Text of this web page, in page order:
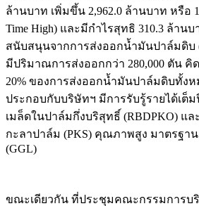
ล้านบาท เพิ่มขึ้น 2,962.0 ล้านบาท หรือ
Time High) และมีกำไรสุทธิ 310.3 ล้าน
สนับสนุนจากการส่งออกน้ำมันปาล์มดิบ
มีปริมาณการส่งออกกว่า 280,000 ตัน คิ
20% ของการส่งออกน้ำมันปาล์มดิบทั้งห
ประกอบกับบริษัทฯ มีการรับรู้รายได้เ
เมล็ดในปาล์มกึ่งบริสุทธิ์ (RBDPKO) แ
กะลาปาล์ม (PKS) คุณภาพสูง มาตรฐาน
(GGL)
ขณะเดียวกัน ที่ประชุมคณะกรรมการบ